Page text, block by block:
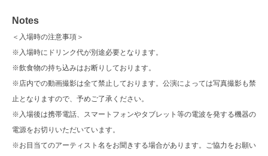
Notes
＜入場時の注意事項＞
※入場時にドリンク代が別途必要となります。
※飲食物の持ち込みはお断りしております。
※店内での動画撮影は全て禁止しております。公演によっては写真撮影も禁
止となりますので、予めご了承ください。
※入場後は携帯電話、スマートフォンやタブレット等の電波を発する機器の
電源をお切りいただいています。
※お目当てのアーティスト名をお聞きする場合があります。ご協力をお願い